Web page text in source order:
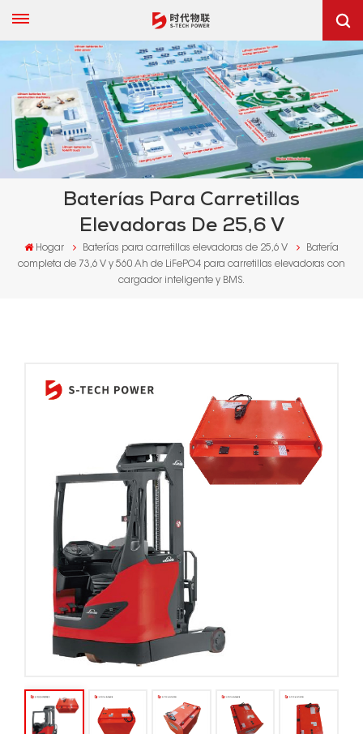
Baterías Para Carretillas
Elevadoras De 25,6 V
Hogar Baterías para carretillas elevadoras de 25,6 V
Batería
completa de 73,6 V y 560 Ah de LiFePO4 para carretillas elevadoras con
cargador inteligente y BMS.